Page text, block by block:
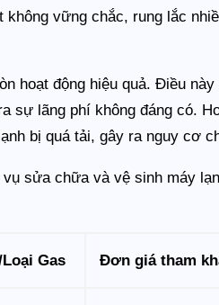
không vững chắc, rung lắc
hoạt động hiệu quả. Điều
sự lãng phí không đáng có.
bị quá tải, gây ra nguy cơ
sửa chữa và vệ sinh máy
Gas Đơn giá tham